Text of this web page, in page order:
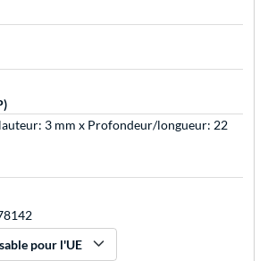
3 mm x Profondeur/longueur: 22
pour l'UE